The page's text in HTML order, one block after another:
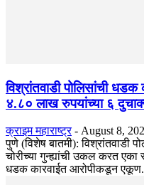
विश्रांतवाडी पोलिसांची
४.८० लाख रुपयांच्या ६
क्राइम महाराष्ट्र - August 8,
पुणे (विशेष बातमी): विश्रांतवाडी
चोरीच्या गुन्ह्यांची उकल करत
धडक कारवाईत आरोपीकडून